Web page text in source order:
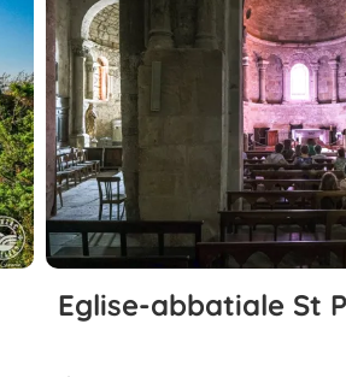
Eglise-abbatiale St